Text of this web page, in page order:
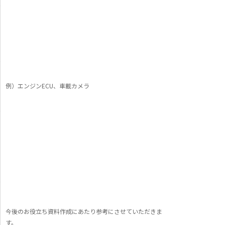
例）エンジンECU、車載カメラ
今後のお役立ち資料作成にあたり参考にさせていただきま
す。